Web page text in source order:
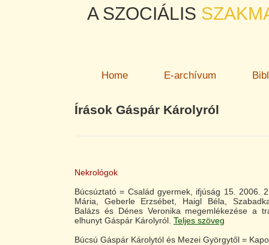
A SZOCIÁLIS
Home E-archívum
Írások Gáspár Károlyról
Nekrológok
Búcsúztató = Család gyermek, ifjúság 15. 2006.
Mária, Geberle Erzsébet, Haigl Béla,
Balázs és Dénes Veronika megemlékezése a
elhunyt Gáspár Károlyról. Teljes szöveg
Búcsú Gáspár Károlytól és Mezei Györgytől =